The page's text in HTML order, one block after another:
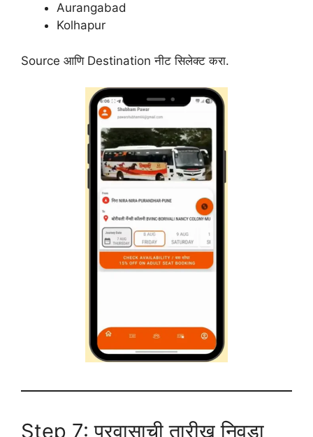
Aurangabad
Kolhapur
Source आणि Destination नीट सिलेक्ट करा.
Step 7: प्रवासाची तारीख निवडा